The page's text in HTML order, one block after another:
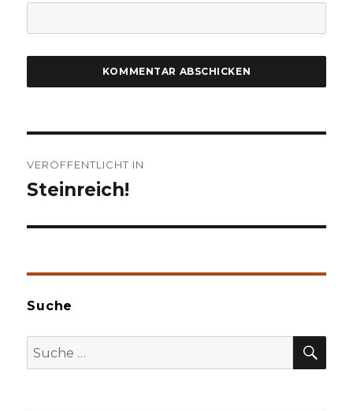
VERÖFFENTLICHT IN
Steinreich!
Suche
Suche
nach: